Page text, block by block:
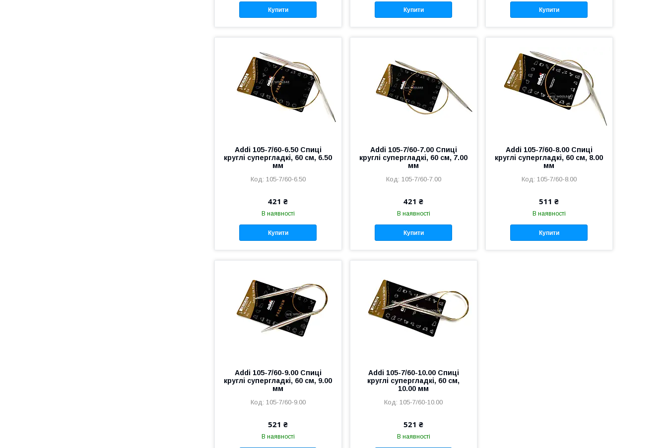
Купити Купити Купити
Addi 105-7/60-6.50 Спиці
круглі супергладкі, 60 см, 6.50
мм
105-7/60-6.50
421 ₴
В наявності
Купити
Addi 105-7/60-7.00 Спиці
круглі супергладкі, 60 см, 7.00
мм
105-7/60-7.00
421 ₴
В наявності
Купити
Addi 105-7/60-8.00 Спиці
круглі супергладкі, 60 см, 8.00
мм
105-7/60-8.00
511 ₴
В наявності
Купити
Addi 105-7/60-9.00 Спиці
круглі супергладкі, 60 см, 9.00
мм
105-7/60-9.00
521 ₴
В наявності
Addi 105-7/60-10.00 Спиці
круглі супергладкі, 60 см,
10.00 мм
105-7/60-10.00
521 ₴
В наявності